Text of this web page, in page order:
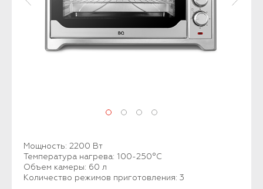
Мощность: 2200 Вт
Температура нагрева: 100-250°C
Объем камеры: 60 л
Количество режимов приготовления: 3